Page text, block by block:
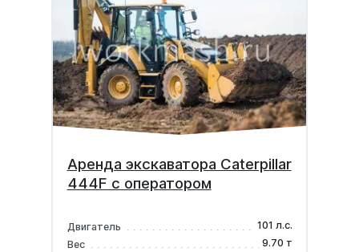
Аренда экскаватора Caterpillar
444F с оператором
Двигатель
101 л.с.
Вес
9.70 т